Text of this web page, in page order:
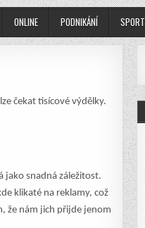
ONLINE PODNIKÁNÍ SPORT
čekat tisícové výdělky.
jako snadná záležitost.
klikaté na reklamy, což
že nám jich přijde jenom